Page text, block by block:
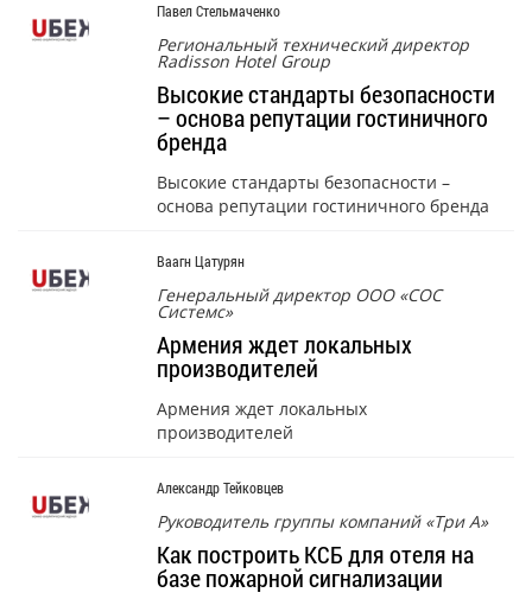
Павел Стельмаченко
Региональный технический директор
Radisson Hotel Group
Высокие стандарты безопасности
– основа репутации гостиничного
бренда
Высокие стандарты безопасности –
основа репутации гостиничного бренда
Ваагн Цатурян
Генеральный директор ООО «СОС
Системс»
Армения ждет локальных
производителей
Армения ждет локальных
производителей
Александр Тейковцев
Руководитель группы компаний «Три А»
Как построить КСБ для отеля на
базе пожарной сигнализации